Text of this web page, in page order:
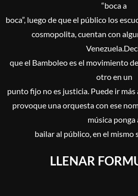
“boca a
boca”, luego de que el público los
cosmopolita, cuentan con
Venezuela.
que el Bamboleo es el movimiento
otro en un
punto fijo no es justicia. Puede ir
provoque una orquesta con ese
música ponga
bailar al público, en el mismo
LLENAR